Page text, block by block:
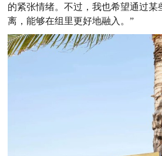
的紧张情绪。不过，我也希望通过某
离，能够在组里更好地融入。”